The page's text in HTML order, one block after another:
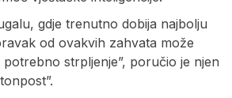
gdje trenutno dobija najbolju
od ovakvih zahvata može
strpljenje”, poručio je njen